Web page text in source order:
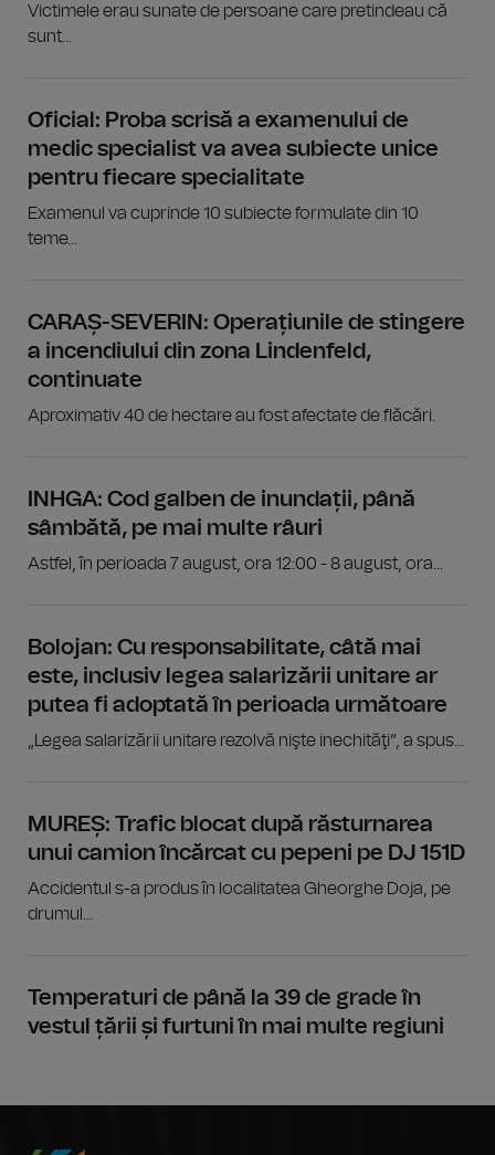
Victimele erau sunate de persoane care pretindeau că
sunt...
Oficial: Proba scrisă a examenului de
medic specialist va avea subiecte unice
pentru fiecare specialitate
Examenul va cuprinde 10 subiecte formulate din 10
teme...
CARAȘ-SEVERIN: Operațiunile de stingere
a incendiului din zona Lindenfeld,
continuate
Aproximativ 40 de hectare au fost afectate de flăcări.
INHGA: Cod galben de inundații, până
sâmbătă, pe mai multe râuri
Astfel, în perioada 7 august, ora 12:00 - 8 august, ora...
Bolojan: Cu responsabilitate, câtă mai
este, inclusiv legea salarizării unitare ar
putea fi adoptată în perioada următoare
„Legea salarizării unitare rezolvă nişte inechităţi”, a spus...
MUREȘ: Trafic blocat după răsturnarea
unui camion încărcat cu pepeni pe DJ 151D
Accidentul s-a produs în localitatea Gheorghe Doja, pe
drumul...
Temperaturi de până la 39 de grade în
vestul țării și furtuni în mai multe regiuni